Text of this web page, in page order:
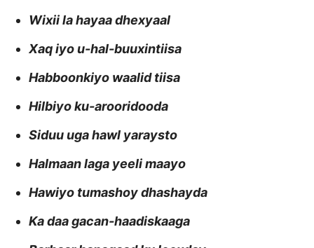
Wixii la hayaa dhexyaal
Xaq iyo u-hal-buuxintiisa
Habboonkiyo waalid tiisa
Hilbiyo ku-arooridooda
Siduu uga hawl yaraysto
Halmaan laga yeeli maayo
Hawiyo tumashoy dhashayda
Ka daa gacan-haadiskaaga